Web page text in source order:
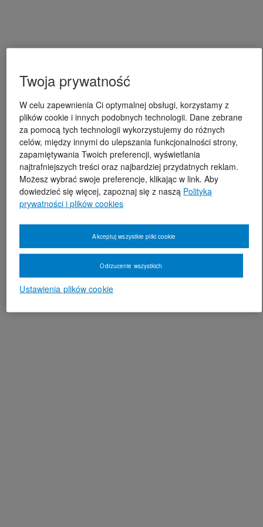
Twoja prywatność
W celu zapewnienia Ci optymalnej obsługi, korzystamy z
plików cookie i innych podobnych technologii. Dane zebrane
za pomocą tych technologii wykorzystujemy do różnych
celów, między innymi do ulepszania funkcjonalności strony,
zapamiętywania Twoich preferencji, wyświetlania
najtrafniejszych treści oraz najbardziej przydatnych reklam.
Możesz wybrać swoje preferencje, klikając w link. Aby
dowiedzieć się więcej, zapoznaj się z naszą Polityką
prywatności i plików cookies
Ustawienia plików cookie
Odrzucenie wszystkich
Akceptuj wszystkie pliki cookie